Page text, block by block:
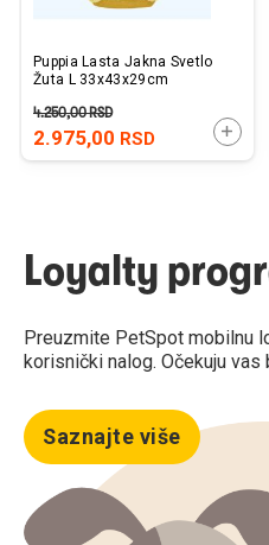
Puppia Lasta Jakna Svetlo
Žuta L 33x43x29cm
2.975,00 RSD
4.250,00RSD
Loyalty
Preuzmite PetSpot mobilnu
korisnički nalog. Očekuju
Saznajte više